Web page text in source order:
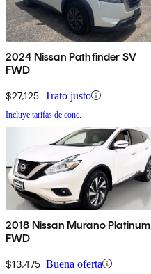
2024 Nissan Pathfinder SV
FWD
$27,125 Trato justo
Incluye tarifas de conc.
2018 Nissan Murano Platinum
FWD
$13,475 Buena oferta